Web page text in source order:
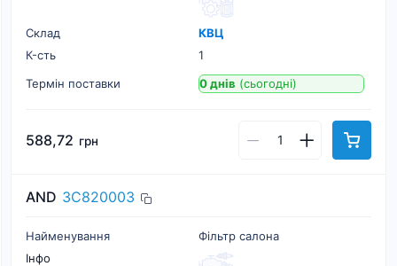
Склад
КВЦ
К-cть
1
Термін поставки
0 днів (сьогодні)
588,72 грн
AND 3C820003
Найменування
Фільтр салона
Інфо